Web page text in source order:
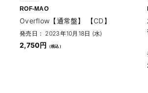
ROF-MAO
Overflow【通常盤】 【CD】
発売日： 2023年10月18日 (水)
2,750円